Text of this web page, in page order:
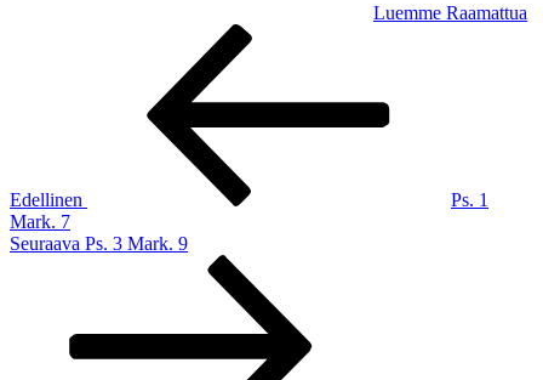
Luemme Raamattua
Edellinen
Ps. 1
Mark. 7
Seuraava
Seuraava Ps. 3 Mark. 9